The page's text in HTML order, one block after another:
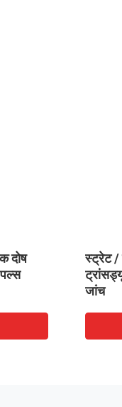
दोष
स्ट्रेट /
जांच